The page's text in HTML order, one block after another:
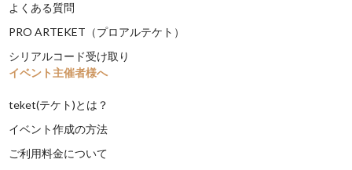
よくある質問
PRO ARTEKET（プロアルテケト）
シリアルコード受け取り
イベント主催者様へ
teket(テケト)とは？
イベント作成の方法
ご利用料金について